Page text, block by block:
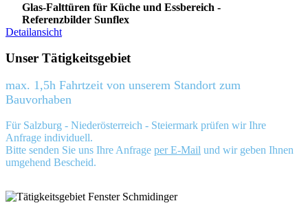
Glas-Falttüren für Küche und Essbereich -
Referenzbilder Sunflex
Detailansicht
Unser Tätigkeitsgebiet
max. 1,5h Fahrtzeit von unserem Standort zum
Bauvorhaben
Für Salzburg - Niederösterreich - Steiermark prüfen wir Ihre
Anfrage individuell.
Bitte senden Sie uns Ihre Anfrage per E-Mail und wir geben Ihnen
umgehend Bescheid.